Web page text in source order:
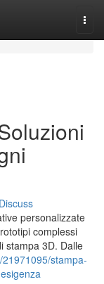
Discuss
personalizzate
complessi
stampa 3D. Dalle
stampa-